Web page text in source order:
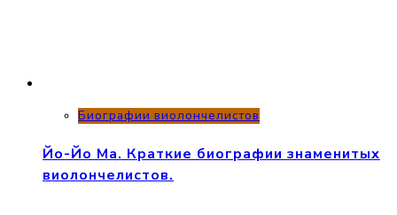
Биографии виолончелистов
Йо-Йо Ма. Краткие биографии знаменитых
виолончелистов.